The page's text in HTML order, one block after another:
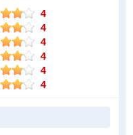
うに感じます。合流等
なという印象です。揺
せんが、高速時に少し
ンパクトカーから抜け
も良いですが、同乗者
4
4
4
4
4
4